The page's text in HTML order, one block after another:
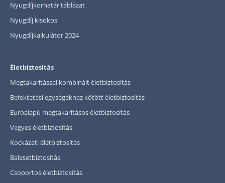
Nyugdíjkorhatár táblázat
Nyugdíj kisokos
Nyugdíjkalkulátor 2024
Életbiztosítás
Megtakarítással kombinált életbiztosítás
Befektetési egységekhez kötött életbiztosítás
Euróalapú megtakarításos életbiztosítás
Vegyes életbiztosítás
Kockázati életbiztosítás
Balesetbiztosítás
Csoportos életbiztosítás